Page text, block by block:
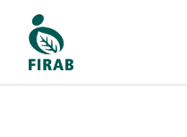
contenuto